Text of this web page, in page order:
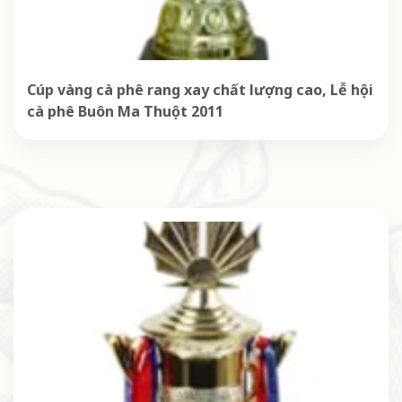
Cúp vàng cà phê rang xay chất lượng cao, Lễ hội
cà phê Buôn Ma Thuột 2011